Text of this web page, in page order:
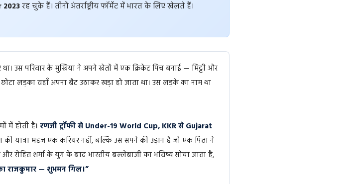
रह चुके हैं। तीनों अंतर्राष्ट्रीय फॉर्मेट में भारत के लिए खेलते हैं।
उस परिवार के मुखिया ने अपने खेतों में एक क्रिकेट पिच बनाई — मिट्टी और
लड़का वहाँ अपना बैट उठाकर खड़ा हो जाता था। उस लड़के का नाम था
में होती है। रणजी ट्रॉफी से Under-19 World Cup, KKR से Gujarat
यात्रा महज एक करियर नहीं, बल्कि उस सपने की उड़ान है जो एक पिता ने
रोहित शर्मा के युग के बाद भारतीय बल्लेबाजी का भविष्य सोचा जाता है,
राजकुमार — शुभमन गिल।”